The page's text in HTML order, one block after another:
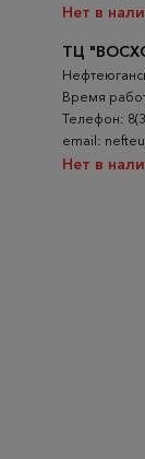
Нет в
ТЦ
Время
Телефон:
email:
Нет в